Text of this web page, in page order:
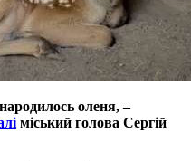
оленя, –
міський голова Сергій